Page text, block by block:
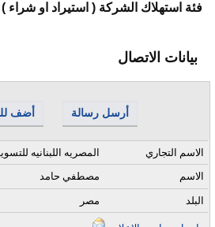
فئة استهلاك الشركة ( استيراد او شراء
بيانات الاتصال
أضف أرسل رسالة
المصريه اللبنانيه
الاسم التجاري
مصطفي حامد
الاسم
مصر البلد